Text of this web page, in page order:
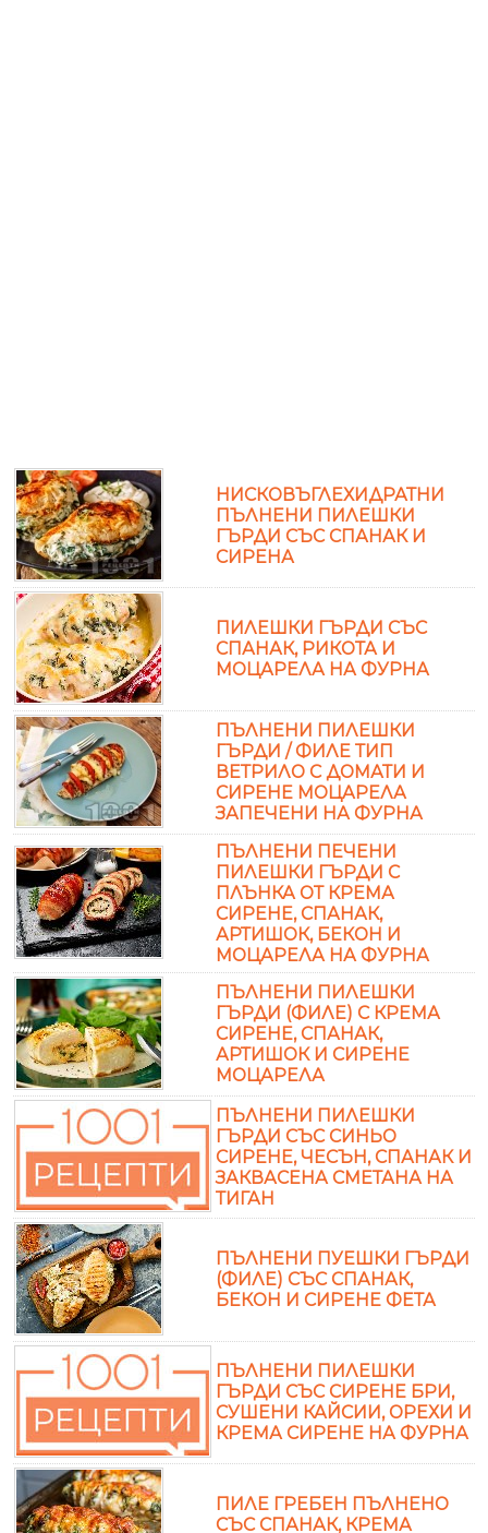
НИСКОВЪГЛЕХИДРАТНИ
ПЪЛНЕНИ ПИЛЕШКИ
ГЪРДИ СЪС СПАНАК И
СИРЕНА
ПИЛЕШКИ ГЪРДИ СЪС
СПАНАК, РИКОТА И
МОЦАРЕЛА НА ФУРНА
ПЪЛНЕНИ ПИЛЕШКИ
ГЪРДИ / ФИЛЕ ТИП
ВЕТРИЛО С ДОМАТИ И
СИРЕНЕ МОЦАРЕЛА
ЗАПЕЧЕНИ НА ФУРНА
ПЪЛНЕНИ ПЕЧЕНИ
ПИЛЕШКИ ГЪРДИ С
ПЛЪНКА ОТ КРЕМА
СИРЕНЕ, СПАНАК,
АРТИШОК, БЕКОН И
МОЦАРЕЛА НА ФУРНА
ПЪЛНЕНИ ПИЛЕШКИ
ГЪРДИ (ФИЛЕ) С КРЕМА
СИРЕНЕ, СПАНАК,
АРТИШОК И СИРЕНЕ
МОЦАРЕЛА
ПЪЛНЕНИ ПИЛЕШКИ
ГЪРДИ СЪС СИНЬО
СИРЕНЕ, ЧЕСЪН, СПАНАК И
ЗАКВАСЕНА СМЕТАНА НА
ТИГАН
ПЪЛНЕНИ ПУЕШКИ ГЪРДИ
(ФИЛЕ) СЪС СПАНАК,
БЕКОН И СИРЕНЕ ФЕТА
ПЪЛНЕНИ ПИЛЕШКИ
ГЪРДИ СЪС СИРЕНЕ БРИ,
СУШЕНИ КАЙСИИ, ОРЕХИ И
КРЕМА СИРЕНЕ НА ФУРНА
ПИЛЕ ГРЕБЕН ПЪЛНЕНО
СЪС СПАНАК, КРЕМА